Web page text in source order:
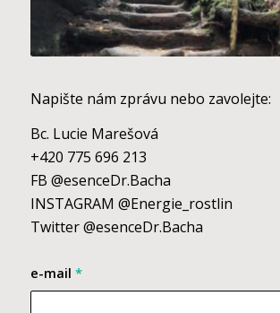
Napište nám zprávu nebo zavolejte:
Bc. Lucie Marešová
+420 775 696 213
FB @esenceDr.Bacha
INSTAGRAM @Energie_rostlin
Twitter @esenceDr.Bacha
e-mail *